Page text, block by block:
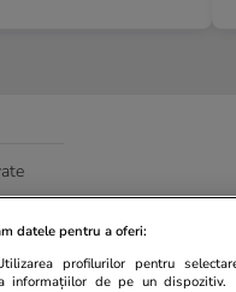
datele pentru a oferi:
profilurilor pentru
informațiilor de pe un dispozitiv.